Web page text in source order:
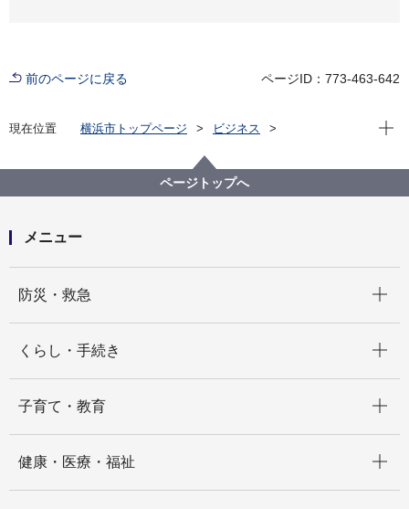
前のページに戻る ページID：773-463-642
現在位置 横浜市トップページ
ビジネス
医療機関の方への情報
平成３０年度病床整備事前協議の実施について
現在
ページトップへ
メニュー
防災・救急
くらし・手続き
子育て・教育
健康・医療・福祉